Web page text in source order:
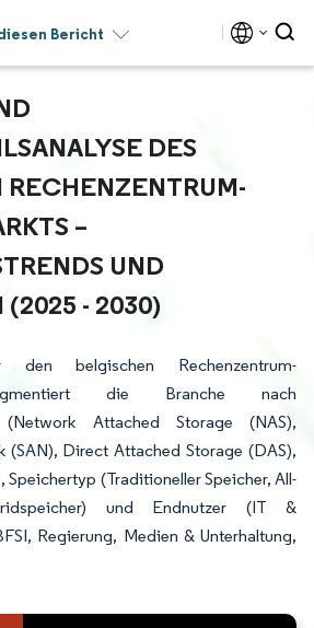
Bericht
M
DES B
S
– W
UND P
- 2030)
belgischen Rechenzentrum-
die Branche nach
(Network Attached Storage (NAS),
(SAN), Direct Attached Storage (DAS),
Speichertyp (Traditioneller Speicher, All-
und Endnutzer (IT &
Regierung, Medien & Unterhaltung,